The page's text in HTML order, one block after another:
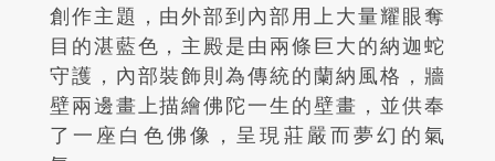
創作主題，由外部到內部用上大量耀眼奪
目的湛藍色，主殿是由兩條巨大的納迦蛇
守護，內部裝飾則為傳統的蘭納風格，牆
壁兩邊畫上描繪佛陀一生的壁畫，並供奉
了一座白色佛像，呈現莊嚴而夢幻的氣